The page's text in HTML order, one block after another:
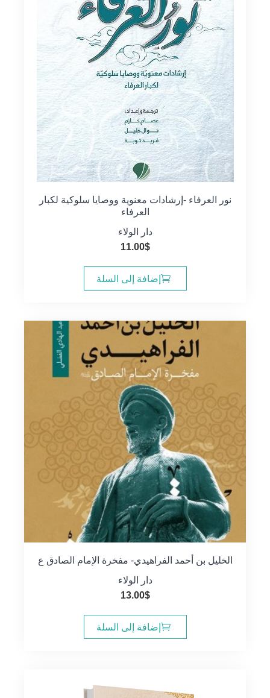
نور العرفاء -إرشادات معنوية ووصايا سلوكية لكبار
العرفاء
دار الولاء
11.00$
إضافة إلى السلة
الخليل بن أحمد الفراهيدي- مفخرة الإمام الصادق ع
دار الولاء
13.00$
إضافة إلى السلة